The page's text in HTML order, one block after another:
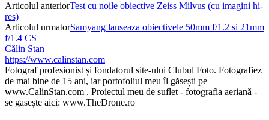
Articolul anteriorTest cu noile obiective Zeiss Milvus (cu imagini hi-
res)
Articolul urmatorSamyang lanseaza obiectivele 50mm f/1.2 si 21mm
f/1.4 CS
Călin Stan
https://www.calinstan.com
Fotograf profesionist și fondatorul site-ului Clubul Foto. Fotografiez
de mai bine de 15 ani, iar portofoliul meu îl găsești pe
www.CalinStan.com . Proiectul meu de suflet - fotografia aeriană -
se gasește aici: www.TheDrone.ro